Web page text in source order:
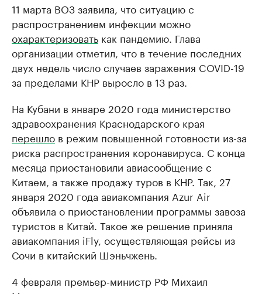
11 марта ВОЗ заявила, что ситуацию с
распространением инфекции можно
охарактеризовать как пандемию. Глава
организации отметил, что в течение последних
двух недель число случаев заражения COVID-19
за пределами КНР выросло в 13 раз.
На Кубани в январе 2020 года министерство
здравоохранения Краснодарского края
перешло в режим повышенной готовности из-за
риска распространения коронавируса. С конца
месяца приостановили авиасообщение с
Китаем, а также продажу туров в КНР. Так, 27
января 2020 года авиакомпания Azur Air
объявила о приостановлении программы завоза
туристов в Китай. Такое же решение приняла
авиакомпания iFly, осуществляющая рейсы из
Сочи в китайский Шэньчжень.
4 февраля премьер-министр РФ Михаил